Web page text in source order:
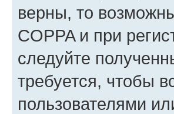
верны, то
COPPA и при
следуйте
требуется, чтобы
пользователями